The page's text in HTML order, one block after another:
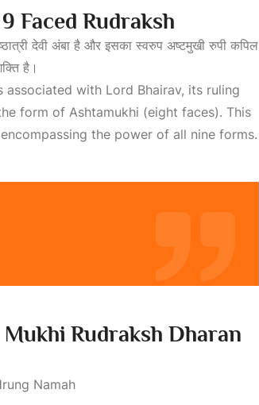
Faced Rudraksh
देवी अंबा है और इसका स्वरुप अष्टमुखी रुपी कपिल
है।
with Lord Bhairav, its ruling
form of Ashtamukhi (eight faces). This
the power of all nine forms.
Mukhi Rudraksh Dharan
Namah